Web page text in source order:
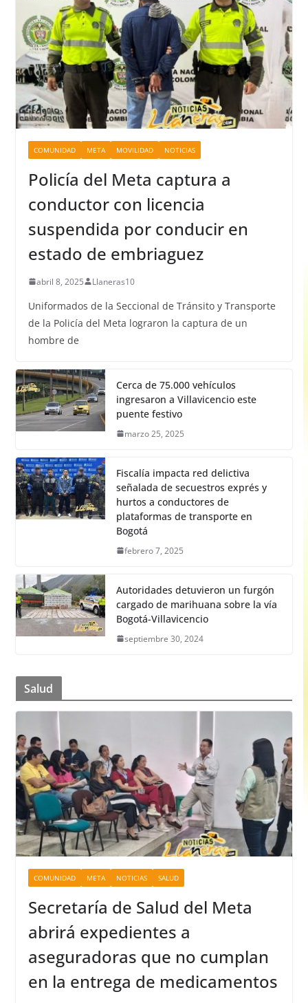
COMUNIDAD META MOVILIDAD NOTICIAS
Policía del Meta captura a
conductor con licencia
suspendida por conducir en
estado de embriaguez
abril 8, 2025 Llaneras10
Uniformados de la Seccional de Tránsito y Transporte
de la Policía del Meta lograron la captura de un
hombre de
Cerca de 75.000 vehículos
ingresaron a Villavicencio este
puente festivo
marzo 25, 2025
Fiscalía impacta red delictiva
señalada de secuestros exprés y
hurtos a conductores de
plataformas de transporte en
Bogotá
febrero 7, 2025
Autoridades detuvieron un furgón
cargado de marihuana sobre la vía
Bogotá-Villavicencio
septiembre 30, 2024
Salud
COMUNIDAD META NOTICIAS SALUD
Secretaría de Salud del Meta
abrirá expedientes a
aseguradoras que no cumplan
en la entrega de medicamentos